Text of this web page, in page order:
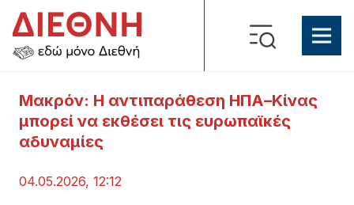
Μακρόν: Η αντιπαράθεση ΗΠΑ–Κίνας
μπορεί να εκθέσει τις ευρωπαϊκές
αδυναμίες
04.05.2026, 12:12